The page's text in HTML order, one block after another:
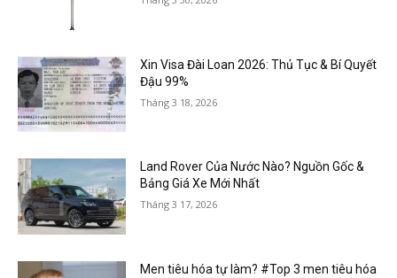
Xin Visa Đài Loan 2026: Thủ Tục & Bí Quyết
Đậu 99%
Tháng 3 18, 2026
Land Rover Của Nước Nào? Nguồn Gốc &
Bảng Giá Xe Mới Nhất
Tháng 3 17, 2026
Men tiêu hóa tự làm? #Top 3 men tiêu hóa